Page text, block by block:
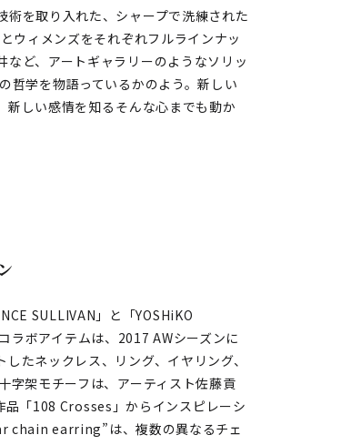
を取り入れた、シャープで洗練された
ウィメンズをそれぞれフルラインナッ
ど、アートギャラリーのようなソリッ
哲学を物語っているかのよう。新しい
しい感情を知る――そんな心までも動か
SULLIVAN」と「YOSHiKO
ラボアイテムは、2017 AWシーズンに
たネックレス、リング、イヤリング、
字架モチーフは、アーティスト佐藤貢
「108 Crosses」からインスピレーシ
chain earring”は、複数の異なるチェ